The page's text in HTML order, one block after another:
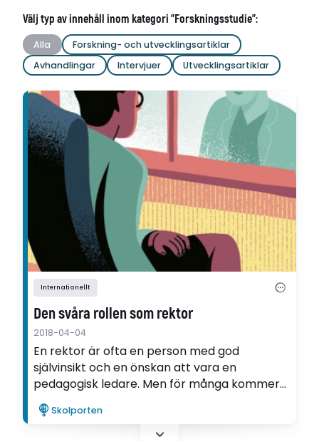
Välj typ av innehåll inom kategori "Forskningsstudie":
Alla
Forskning- och utvecklingsartiklar
Avhandlingar
Intervjuer Utvecklingsartiklar
Internationellt
Den svåra rollen som rektor
2018-04-04
En rektor är ofta en person med god
självinsikt och en önskan att vara en
pedagogisk ledare. Men för många kommer
verkligheten emellan. Det visar en ny
avhandling från Åbo Akademi om skolledare,
gjord i finlandssvenska skolor.
Skolporten